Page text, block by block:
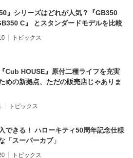
』シリーズはどれが人気？『GB350
C』 とスタンダードモデルを比較
トピックス
Cub HOUSE』原付二種ライフを充実
めの新拠点、ただの販売店じゃありま
トピックス
できる！ ハローキティ50周年記念仕様
「スーパーカブ」
トピックス